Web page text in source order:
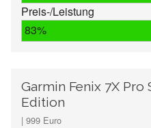
Preis-/Leistung
83%
Garmin Fenix 7X Pro
Edition
| 999 Euro